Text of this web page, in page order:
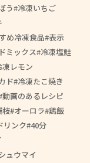
う 冷凍いちご
め冷凍食品 表示
ミックス 冷凍塩鮭
凍レモン
ド 冷凍たこ焼き
動画のあるレシピ
枝 オーロラ 鶏飯
リンク 40分
ュウマイ